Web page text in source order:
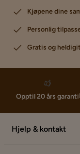
Kjøpene dine
Personlig
Gratis og
Opptil 20 års garanti
Hjelp & kontakt